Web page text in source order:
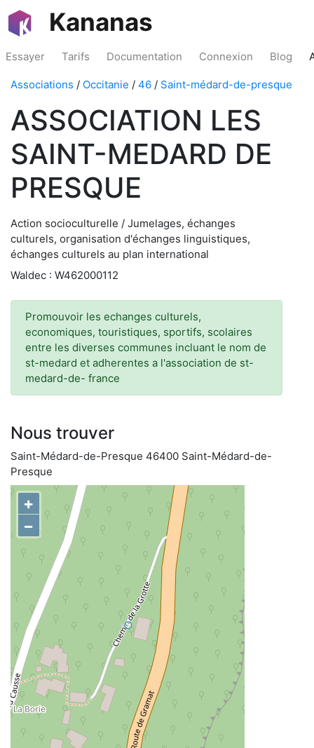
Kananas
Essayer Tarifs Documentation Connexion Blog
Associations / Occitanie / 46 / Saint-médard-de-presque
ASSOCIATION LES
SAINT-MEDARD DE
PRESQUE
Action socioculturelle / Jumelages, échanges
culturels, organisation d'échanges linguistiques,
échanges culturels au plan international
Waldec : W462000112
Promouvoir les echanges culturels,
economiques, touristiques, sportifs, scolaires
entre les diverses communes incluant le nom de
st-medard et adherentes a l'association de st-
medard-de- france
Nous trouver
Saint-Médard-de-Presque 46400 Saint-Médard-de-
Presque
+
−